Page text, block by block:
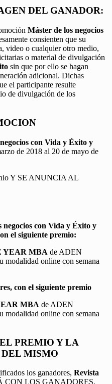
DEL GANADOR:
Máster de los negocios
consienten que su
video o cualquier otro medio,
o material de divulgación
sin que por ello se hagan
adicional. Dichas
el participante resulte
de divulgación de los
con Vida y Éxito y
de 2018 al 20 de mayo de
Y SE ANUNCIA AL
negocios con Vida y Éxito y
el siguiente premio:
YEAR MBA de ADEN
modalidad online con semana
con el siguiente premio
MBA de ADEN
modalidad online con semana
PREMIO Y LA
MISMO
los ganadores, Revista
CON LOS GANADORES,